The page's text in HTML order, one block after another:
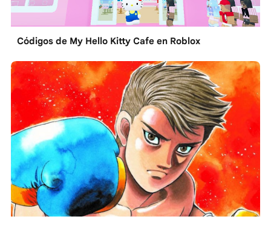
Códigos de My Hello Kitty Cafe en Roblox